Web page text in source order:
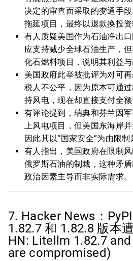
决定的审查而采取的变通手
拖延项目，最终以退款换投资
有人质疑美国作为石油净出
应支持减少全球石油生产，
化石燃料项目，说明其利益与
美国政府此举被批评为对可
税人不公平，因为原本可通
持风电，现在却直接支付全额
有评论提到，瑞典和芬兰因
上风电项目，但美国东海岸
因此其以“国家安全”为由限制
有人指出，美国政府在限制
俄罗斯石油的制裁，这种矛
政治因素主导而非实际需求。
7. Hacker News：
1.82.7 和 1.82.8 版本
HN: Litellm 1.82.7
are compromised)